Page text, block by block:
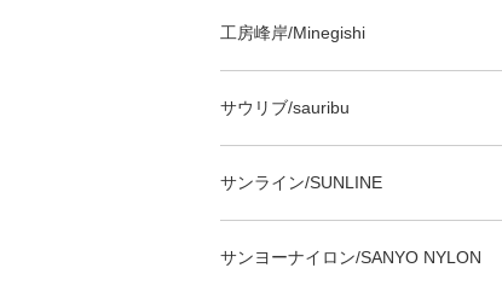
工房峰岸/Minegishi
サウリブ/sauribu
サンライン/SUNLINE
サンヨーナイロン/SANYO NYLON